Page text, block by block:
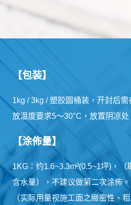
【包装】
1kg / 3kg / 塑胶圆桶装，开封后
放温度要求5～30°C，放置阴凉处
【涂佈量】
1KG：约1.6~3.3m²(0.5~1坪)，（
含水量），不建议做第二次涂佈。
（实际用量视施工面之緻密性、